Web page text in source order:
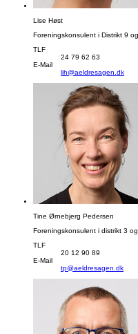
Lise Høst
Foreningskonsulent i Distrikt 9
TLF
24 79 62 63
E-Mail
lih@aeldresagen.dk
Tine Ørnebjerg Pedersen
Foreningskonsulent i distrikt 3
TLF
20 12 90 89
E-Mail
tp@aeldresagen.dk